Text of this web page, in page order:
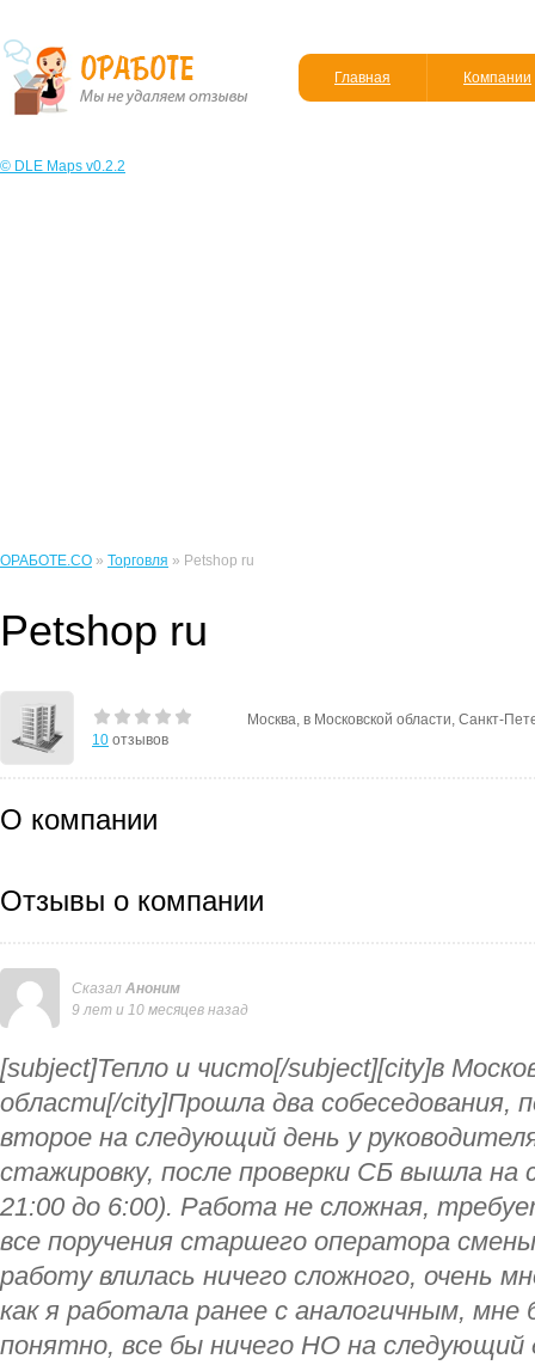
Главная Компании
© DLE Maps v0.2.2
ОРАБОТЕ.CO » Торговля » Petshop ru
Petshop ru
10 отзывов
Москва, в Московской области, Санкт-
О компании
Отзывы о компании
Сказал Аноним
9 лет и 10 месяцев назад
[subject]Тепло и чисто[/subject][city]в
области[/city]Прошла два собеседования,
второе на следующий день у
стажировку, после проверки СБ вышла на
21:00 до 6:00). Работа не сложная,
все поручения старшего оператора
работу влилась ничего сложного, очень
как я работала ранее с аналогичным, мне
понятно, все бы ничего НО на следующий